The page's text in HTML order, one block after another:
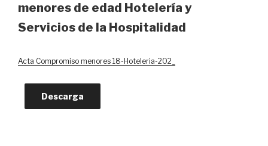
menores de edad Hotelería y
Servicios de la Hospitalidad
Acta Compromiso menores 18-Hoteleria-202_
Descarga